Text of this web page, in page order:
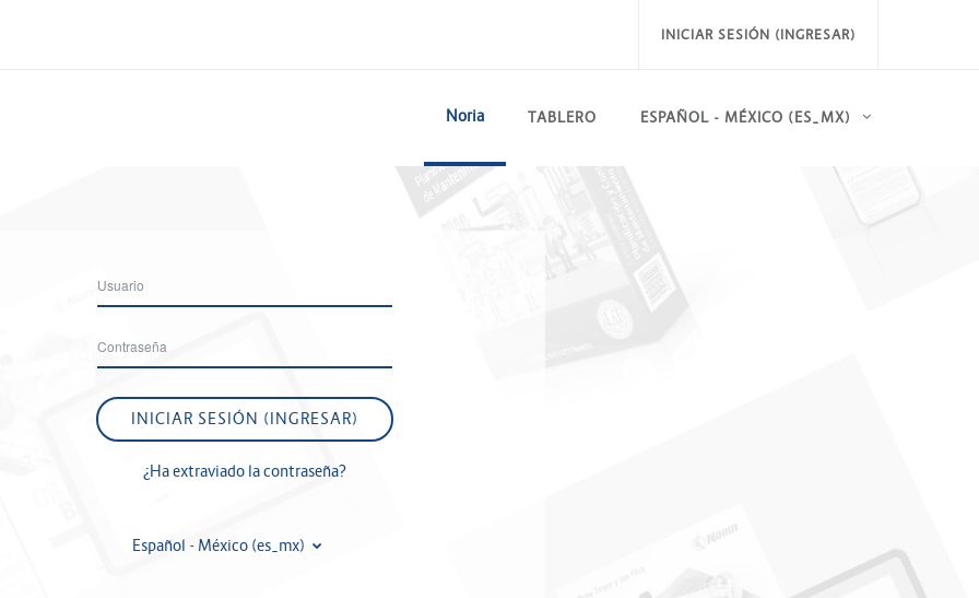
INICIAR SESIÓN (INGRESAR)
Noria TABLERO ESPAÑOL - MÉXICO ‎(ES_MX)‎
INICIAR SESIÓN (INGRESAR)
¿Ha extraviado la contraseña?
Español - México ‎(es_mx)‎